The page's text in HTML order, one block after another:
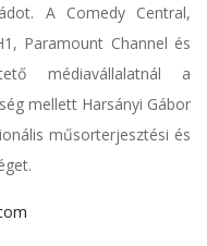
A Comedy Central,
Paramount Channel és
médiavállalatnál a
mellett Harsányi Gábor
műsorterjesztési és